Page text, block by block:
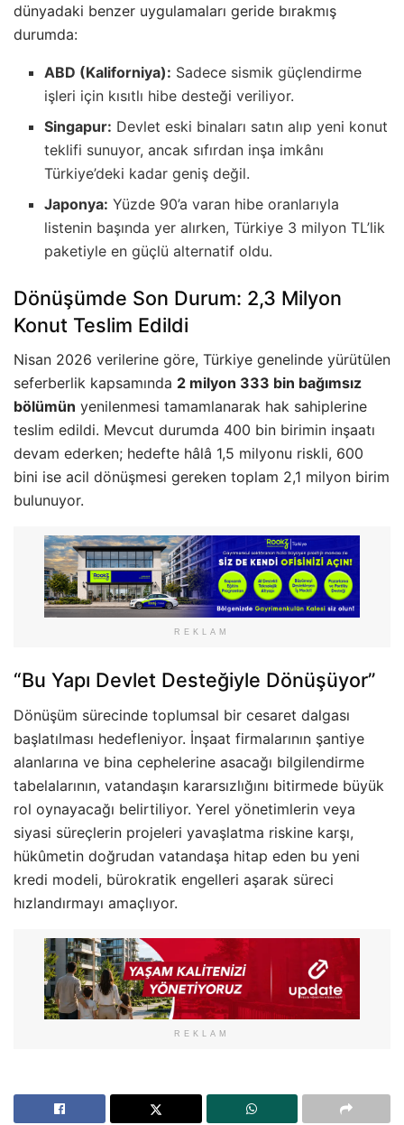
dünyadaki benzer uygulamaları geride bırakmış
durumda:
ABD (Kaliforniya): Sadece sismik güçlendirme
işleri için kısıtlı hibe desteği veriliyor.
Singapur: Devlet eski binaları satın alıp yeni konut
teklifi sunuyor, ancak sıfırdan inşa imkânı
Türkiye’deki kadar geniş değil.
Japonya: Yüzde 90’a varan hibe oranlarıyla
listenin başında yer alırken, Türkiye 3 milyon TL’lik
paketiyle en güçlü alternatif oldu.
Dönüşümde Son Durum: 2,3 Milyon
Konut Teslim Edildi
Nisan 2026 verilerine göre, Türkiye genelinde yürütülen
seferberlik kapsamında 2 milyon 333 bin bağımsız
bölümün yenilenmesi tamamlanarak hak sahiplerine
teslim edildi. Mevcut durumda 400 bin birimin inşaatı
devam ederken; hedefte hâlâ 1,5 milyonu riskli, 600
bini ise acil dönüşmesi gereken toplam 2,1 milyon birim
bulunuyor.
REKLAM
“Bu Yapı Devlet Desteğiyle Dönüşüyor”
Dönüşüm sürecinde toplumsal bir cesaret dalgası
başlatılması hedefleniyor. İnşaat firmalarının şantiye
alanlarına ve bina cephelerine asacağı bilgilendirme
tabelalarının, vatandaşın kararsızlığını bitirmede büyük
rol oynayacağı belirtiliyor. Yerel yönetimlerin veya
siyasi süreçlerin projeleri yavaşlatma riskine karşı,
hükûmetin doğrudan vatandaşa hitap eden bu yeni
kredi modeli, bürokratik engelleri aşarak süreci
hızlandırmayı amaçlıyor.
REKLAM